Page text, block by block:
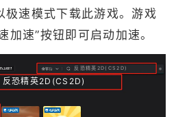
极速模式下载此游戏。游戏
加速”按钮即可启动加速。
反恐精英2D(CS2D)
反恐精英2D(CS2D)